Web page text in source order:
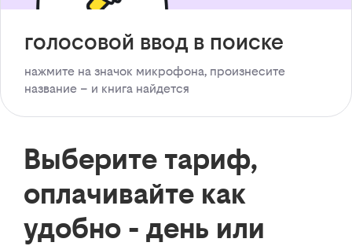
голосовой ввод в поиске
нажмите на значок микрофона, произнесите
название – и книга найдется
Выберите тариф,
оплачивайте как
удобно - день или